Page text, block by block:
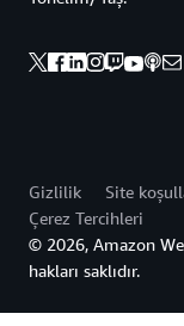
Gizlilik Site
Çerez Tercihleri
© 2026, Amazon
hakları saklıdır.